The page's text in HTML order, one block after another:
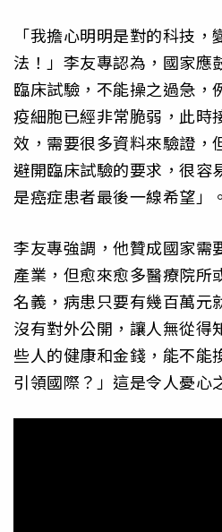
「我擔心明明是對的科技
法！」李友專認為，國家應
臨床試驗，不能操之過急，
疫細胞已經非常脆弱，此時
效，需要很多資料來驗證，
避開臨床試驗的要求，很容
是癌症患者最後一線希望」。
李友專強調，他贊成國家需
產業，但愈來愈多醫療院所
名義，病患只要有幾百萬元
沒有對外公開，讓人無從得
些人的健康和金錢，能不能
引領國際？」這是令人憂心